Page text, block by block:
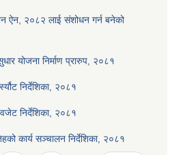
ऐन, २०८२ लाई संशोधन गर्न बनेको
योजना निर्माण प्रारुप, २०८१
निर्देशिका, २०८१
निर्देशिका, २०८१
कार्य सञ्चालन निर्देशिका, २०८१